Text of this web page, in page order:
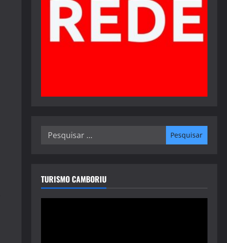
Pesquisar
TURISMO CAMBORIU